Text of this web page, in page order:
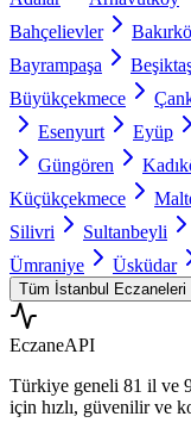
Bahçelievler
Bayrampaşa
Büyükçekmece
Esenyurt
Eyüp
Güngören
Küçükçekmece
Silivri
Sultanbeyli
Ümraniye
Üsküdar
Tüm İstanbul Eczaneleri
EczaneAPI
Türkiye geneli 81 il ve
için hızlı, güvenilir ve